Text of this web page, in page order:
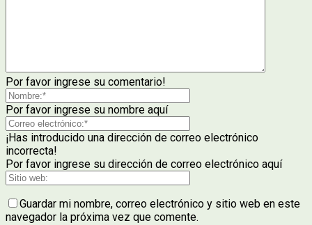
Por favor ingrese su comentario!
Por favor ingrese su nombre aquí
¡Has introducido una dirección de correo electrónico
incorrecta!
Por favor ingrese su dirección de correo electrónico aquí
Guardar mi nombre, correo electrónico y sitio web en este
navegador la próxima vez que comente.